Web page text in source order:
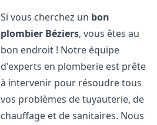
Si vous cherchez un bon
plombier Béziers, vous êtes au
bon endroit ! Notre équipe
d'experts en plomberie est prête
à intervenir pour résoudre tous
vos problèmes de tuyauterie, de
chauffage et de sanitaires. Nous